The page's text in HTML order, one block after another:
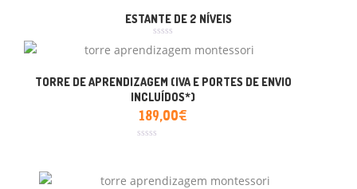
ESTANTE DE 2 NÍVEIS
Avaliação
0
TORRE DE APRENDIZAGEM (IVA E PORTES DE ENVIO
INCLUÍDOS*)
189,00€